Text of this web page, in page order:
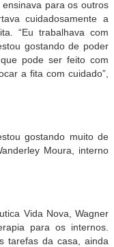
para os outros
cuidadosamente a
“Eu trabalhava com
gostando de poder
pode ser feito com
a fita com cuidado”,
gostando muito de
Moura, interno
Vida Nova, Wagner
para os internos.
tarefas da casa, ainda